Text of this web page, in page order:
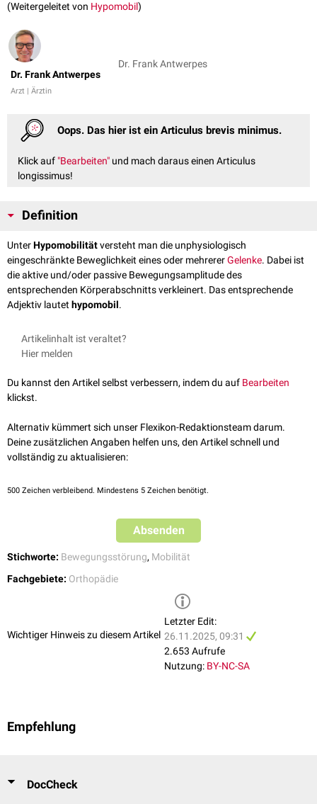
(Weitergeleitet von Hypomobil)
Dr. Frank Antwerpes
Arzt | Ärztin
Dr. Frank Antwerpes
Oops. Das hier ist ein Articulus brevis minimus.
Klick auf "Bearbeiten" und mach daraus einen Articulus
longissimus!
Definition
UnterHypomobilitätversteht man die unphysiologisch
eingeschränkte Beweglichkeit eines oder mehrererGelenke. Dabei ist
die aktive und/oder passive Bewegungsamplitude des
entsprechenden Körperabschnitts verkleinert. Das entsprechende
Adjektiv lautet hypomobil.
Artikelinhalt ist veraltet?
Hier melden
Du kannst den Artikel selbst verbessern, indem du auf Bearbeiten
klickst.
Alternativ kümmert sich unser Flexikon-Redaktionsteam darum.
Deine zusätzlichen Angaben helfen uns, den Artikel schnell und
vollständig zu aktualisieren:
500 Zeichen verbleibend. Mindestens 5 Zeichen benötigt.
Absenden
Stichworte: Bewegungsstörung, Mobilität
Fachgebiete: Orthopädie
Wichtiger Hinweis zu diesem Artikel
Letzter Edit:
26.11.2025, 09:31
2.653 Aufrufe
Nutzung: BY-NC-SA
Empfehlung
DocCheck